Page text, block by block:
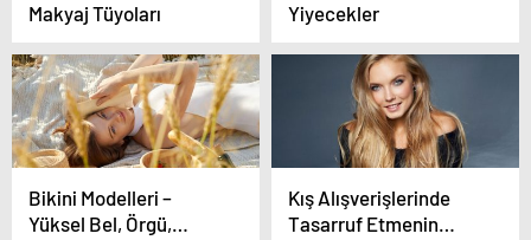
Makyaj Tüyoları
Yiyecekler
Bikini Modelleri –
Yüksel Bel, Örgü,
Kış Alışverişlerinde
Tasarruf Etmenin